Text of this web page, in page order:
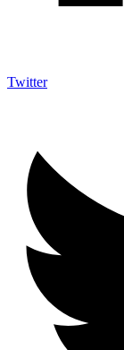
Twitter